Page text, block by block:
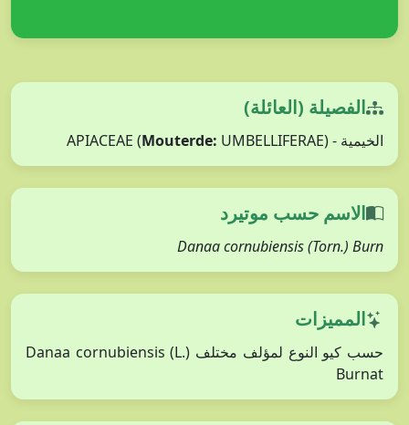
الفصيلة (العائلة)
الخيمية - APIACEAE ( Mouterde: UMBELLIFERAE)
الاسم حسب موتيرد
Danaa cornubiensis (Torn.) Burn
المميزات
حسب كيو النوع لمؤلف مختلف Danaa cornubiensis (L.)
Burnat